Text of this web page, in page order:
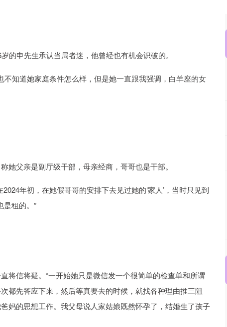
的申先生承认当局者迷，他曾经也有机会识破的。
知道她家庭条件怎么样，但是她一直跟我强调，白羊座的女
她父亲是副厅级干部，母亲经商，哥哥也是干部。
年初，在她假哥哥的安排下去见过她的‘家人’，当时只见到
是租的。”
将信将疑。“一开始她只是微信发一个很简单的检查单和所谓
都先答应下来，然后等真要去的时候，就找各种理由推三阻
妈的思想工作。我父母说人家姑娘既然怀孕了，结婚生了孩子